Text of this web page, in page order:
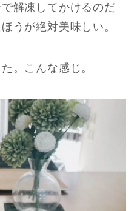
解凍してかけるのだ
うが絶対美味しい。
。こんな感じ。